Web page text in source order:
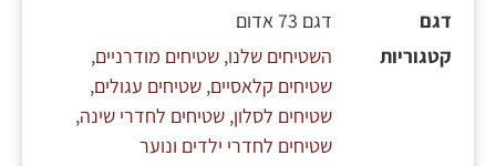
דגם
דגם 73 אדום
קטגוריות
השטיחים שלנו, שטיחים מודרניים,
שטיחים קלאסיים, שטיחים עגולים,
שטיחים לסלון, שטיחים לחדרי שינה,
שטיחים לחדרי ילדים ונוער